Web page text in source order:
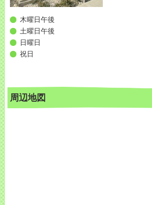
木曜日午後
土曜日午後
日曜日
祝日
周辺地図